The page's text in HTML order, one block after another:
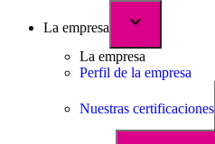
La empresa
La empresa
Perfil de la empresa
Nuestras certificaciones